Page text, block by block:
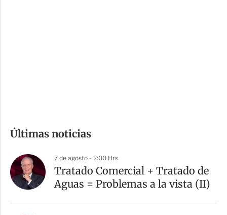
p
a
r
t
Últimas noticias
7 de agosto - 2:00 Hrs
Tratado Comercial + Tratado de
Aguas = Problemas a la vista (II)